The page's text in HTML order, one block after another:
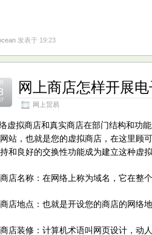
发表于 19:23
网上商店怎样开展
网上贸易
虚拟商店和真实商店在部门结构和功
站，也就是您的虚拟商店，在这里顾
和良好的交换性功能成为建立这种虚
名称：在网络上称为域名，它在整个
地点：也就是开设您的商店的网络地
装修：计算机术语叫网页设计，动人